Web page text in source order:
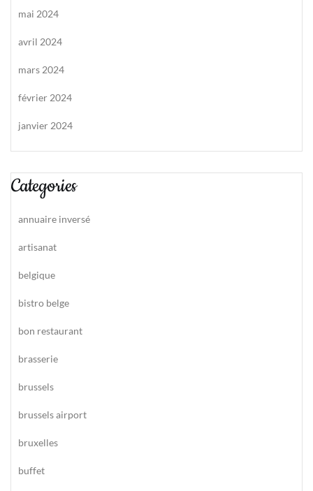
mai 2024
avril 2024
mars 2024
février 2024
janvier 2024
Categories
annuaire inversé
artisanat
belgique
bistro belge
bon restaurant
brasserie
brussels
brussels airport
bruxelles
buffet